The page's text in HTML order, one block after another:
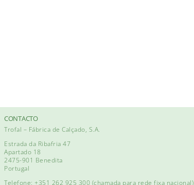
CONTACTO
Trofal – Fábrica de Calçado, S.A.
Estrada da Ribafria 47
Apartado 18
2475-901 Benedita
Portugal
Telefone: +351 262 925 300 (chamada para rede fixa nacional)